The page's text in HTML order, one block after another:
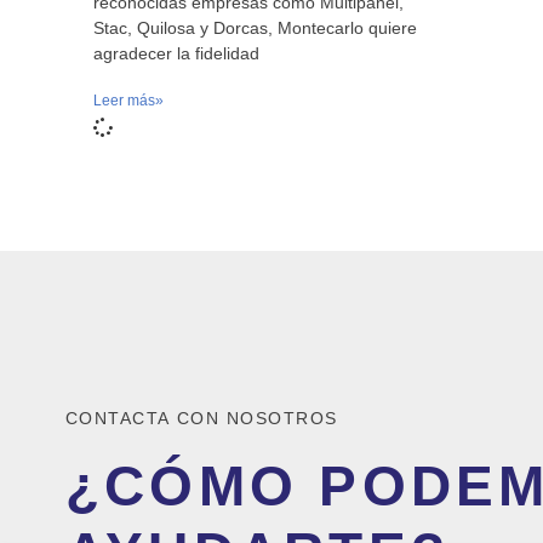
Stac, Quilosa y Dorcas, Montecarlo quiere
agradecer la fidelidad
Leer más»
CONTACTA CON NOSOTROS
¿CÓMO